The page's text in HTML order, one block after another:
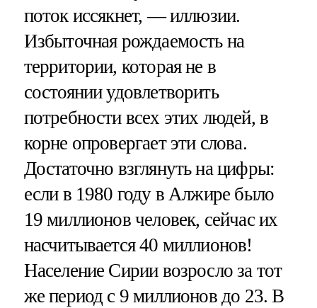
поток иссякнет, — иллюзии.
Избыточная рождаемость на
территории, которая не в
состоянии удовлетворить
потребности всех этих людей, в
корне опровергает эти слова.
Достаточно взглянуть на цифры:
если в 1980 году в Алжире было
19 миллионов человек, сейчас их
насчитывается 40 миллионов!
Население Сирии возросло за тот
же период с 9 миллионов до 23. В